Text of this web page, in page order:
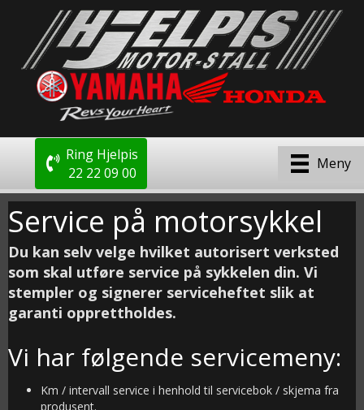
Ring Hjelpis
22 22 09 00
Meny
Service på motorsykkel
Du kan selv velge hvilket autorisert verksted
som skal utføre service på sykkelen din. Vi
stempler og signerer serviceheftet slik at
garanti opprettholdes.
Vi har følgende servicemeny:
Km / intervall service i henhold til servicebok / skjema fra
produsent.